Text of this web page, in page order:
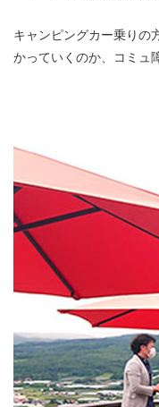
キャンピングカー乗りの
かっていくのか、コミュ